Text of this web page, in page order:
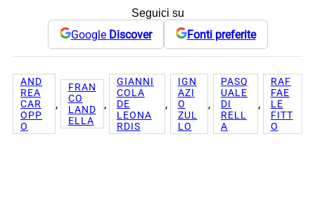
Seguici su
Google Discover Fonti preferite
AND
REA
CAR
OPP
O
,
FRAN
CO
LAND
ELLA
,
GIANNI
COLA
DE
LEONA
RDIS
,
IGN
AZI
O
ZUL
LO
,
PASQ
UALE
DI
RELL
A
,
RAF
FAE
LE
FITT
O